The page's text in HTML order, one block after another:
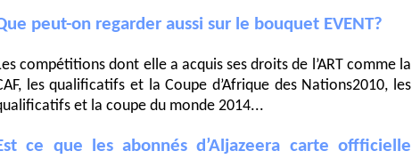
peut-on regarder aussi sur le bouquet EVENT?
compétitions dont elle a acquis ses droits de l’ART comme la
les qualificatifs et la Coupe d’Afrique des Nations2010, les
et la coupe du monde 2014...
ce que les abonnés d’Aljazeera carte offficielle